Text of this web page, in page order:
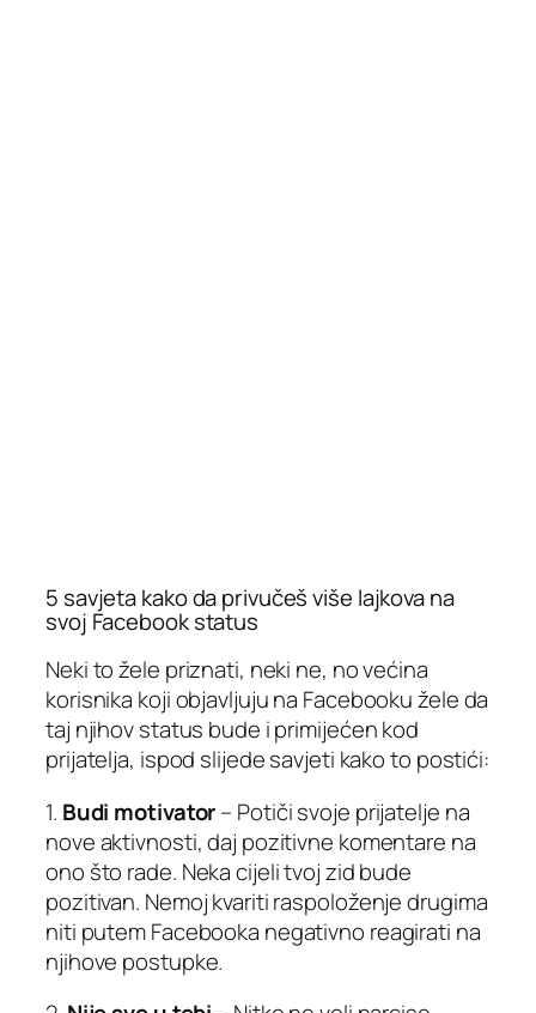
5 savjeta kako da privučeš više lajkova na
svoj Facebook status
Neki to žele priznati, neki ne, no većina
korisnika koji objavljuju na Facebooku žele da
taj njihov status bude i primijećen kod
prijatelja, ispod slijede savjeti kako to postići:
1. Budi motivator– Potiči svoje prijatelje na
nove aktivnosti, daj pozitivne komentare na
ono što rade. Neka cijeli tvoj zid bude
pozitivan. Nemoj kvariti raspoloženje drugima
niti putem Facebooka negativno reagirati na
njihove postupke.